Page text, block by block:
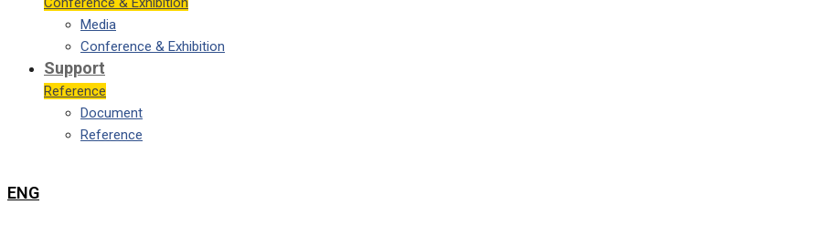
Media
Conference & Exhibition
Support
Reference
Document
Reference
ENG